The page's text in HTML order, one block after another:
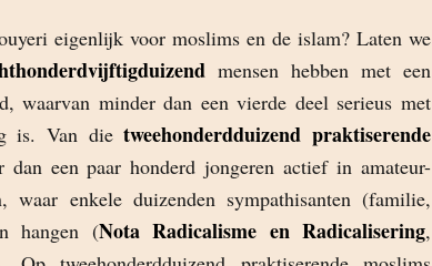
eigenlijk voor moslims en de islam? Laten we
mensen hebben met een
waarvan minder dan een vierde deel serieus met
is. Van dietweehonderdduizend praktiserende
dan een paar honderd jongeren actief in amateur-
waar enkele duizenden sympathisanten (familie,
hangen (Nota Radicalisme en Radicalisering,